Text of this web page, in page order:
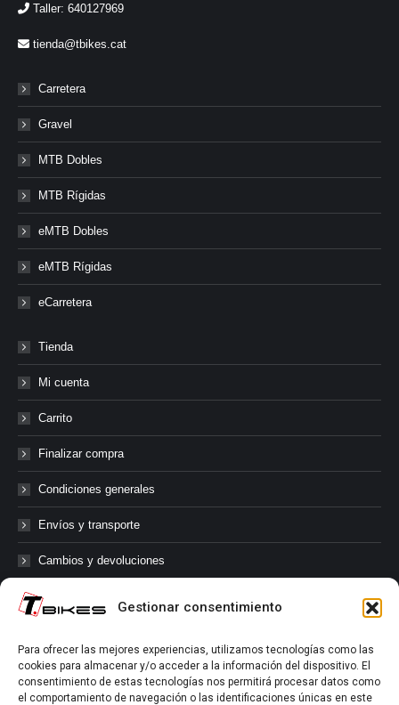
Gestionar consentimiento
Para ofrecer las mejores experiencias, utilizamos tecnologías como las
cookies para almacenar y/o acceder a la información del dispositivo. El
consentimiento de estas tecnologías nos permitirá procesar datos como
el comportamiento de navegación o las identificaciones únicas en este
Taller: 640127969
tienda@tbikes.cat
Carretera
Gravel
MTB Dobles
MTB Rígidas
eMTB Dobles
eMTB Rígidas
eCarretera
Tienda
Mi cuenta
Carrito
Finalizar compra
Condiciones generales
Envíos y transporte
Cambios y devoluciones
@tbikes.cat #tbikes
Síguenos en las redes sociales de Tbikes, mantente informado de
nuestras novedades, productos, salidas en grupo, ofertas, sorteos ...